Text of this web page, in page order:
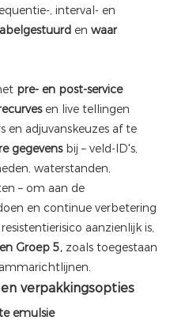
, interval- en
en waar
pre- en post-service
en live tellingen
adjuvanskeuzes af te
gegevensbij – veld-ID's,
waterstanden,
– om aan de
en continue verbetering
aanzienlijk is,
Groep 5, zoals toegestaan ​​
verpakkingsopties
emulsie